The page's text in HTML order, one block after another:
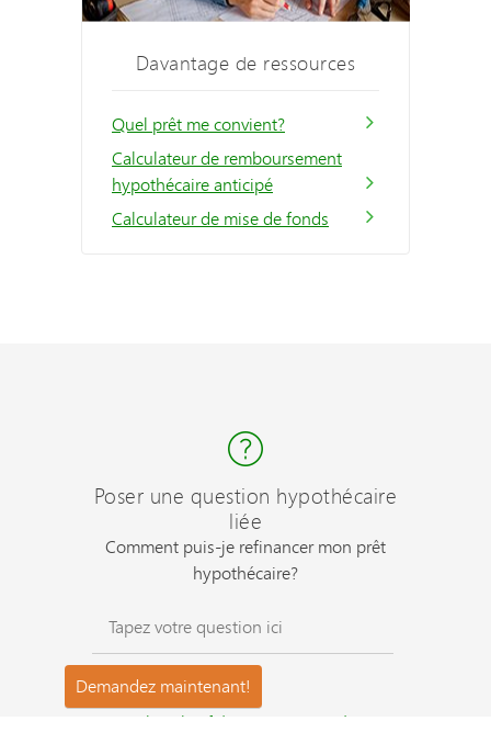
Davantage de ressources
Quel prêt me convient?
Calculateur de remboursement
hypothécaire anticipé
Calculateur de mise de fonds
Poser une question hypothécaire
liée
Comment puis-je refinancer mon prêt
hypothécaire?
Questions les plus fréquemment posées ?